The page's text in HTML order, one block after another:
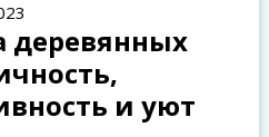
деревянных
и уют